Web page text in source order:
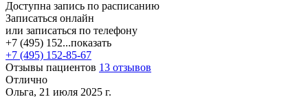
Доступна запись по расписанию
Записаться онлайн
или записаться по телефону
+7 (495) 152...показать
+7 (495) 152-85-67
Отзывы пациентов 13 отзывов
Отлично
Ольга, 21 июля 2025 г.